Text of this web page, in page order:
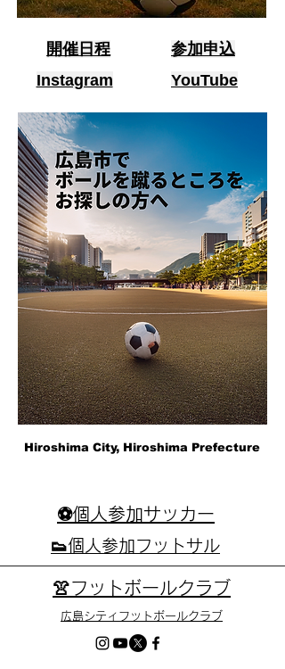
開催日程
参加申込
Instagram
YouTube
Hiroshima City, Hiroshima Prefecture
⚽個人参加サッカー
👟個人参加フットサル
👚フットボールクラブ
広島シティフットボールクラブ